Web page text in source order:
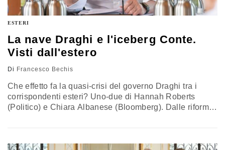
ESTERI
La nave Draghi e l'iceberg Conte.
Visti dall'estero
Di Francesco Bechis
Che effetto fa la quasi-crisi del governo Draghi tra i
corrispondenti esteri? Uno-due di Hannah Roberts
(Politico) e Chiara Albanese (Bloomberg). Dalle riforme